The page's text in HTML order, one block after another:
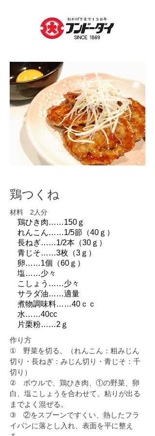
鶏つくね
材料 2人分
鶏ひき肉……150ｇ
れんこん……1/5節（40ｇ）
長ねぎ……1/2本（30ｇ）
青じそ……3枚（3ｇ）
卵……1個（60ｇ）
塩……少々
こしょう……少々
サラダ油……適量
煮物調味料……40ｃｃ
水……40cc
片栗粉……2ｇ
作り方
① 野菜を切る。（れんこん：粗みじん
切り・長ねぎ：みじん切り・青じそ：千
切り）
② ボウルで、鶏ひき肉、①の野菜、卵
白、塩こしょうを合わせて、粘りが出る
までよく混ぜる。
③ ②をスプーンですくい、熱したフラ
イパンに落とし入れ、表面を平に整え